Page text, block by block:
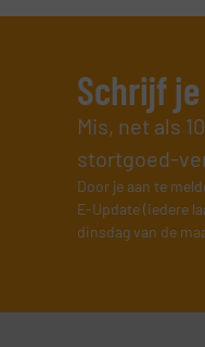
Schrijf
Mis, net als
stortgoed-
Door je aan te
E-Update (iedere
dinsdag van de